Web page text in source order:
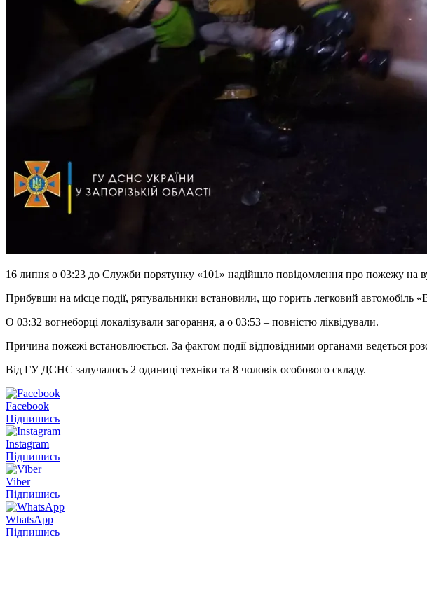
16 липня о 03:23 до Служби порятунку «101» надійшло повідомлення про пожежу на
Прибувши на місце події, рятувальники встановили, що горить легковий автомобіль
О 03:32 вогнеборці локалізували загорання, а о 03:53 – повністю ліквідували.
Причина пожежі встановлюється. За фактом події відповідними органами ведеться
Від ГУ ДСНС залучалось 2 одиниці техніки та 8 чоловік особового складу.
Facebook
Підпишись
Instagram
Підпишись
Viber
Підпишись
WhatsApp
Підпишись